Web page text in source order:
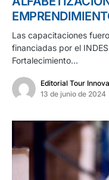
Las capacitaciones
financiadas por el
Fortalecimiento…
Editorial Tour
13 de junio de 2024